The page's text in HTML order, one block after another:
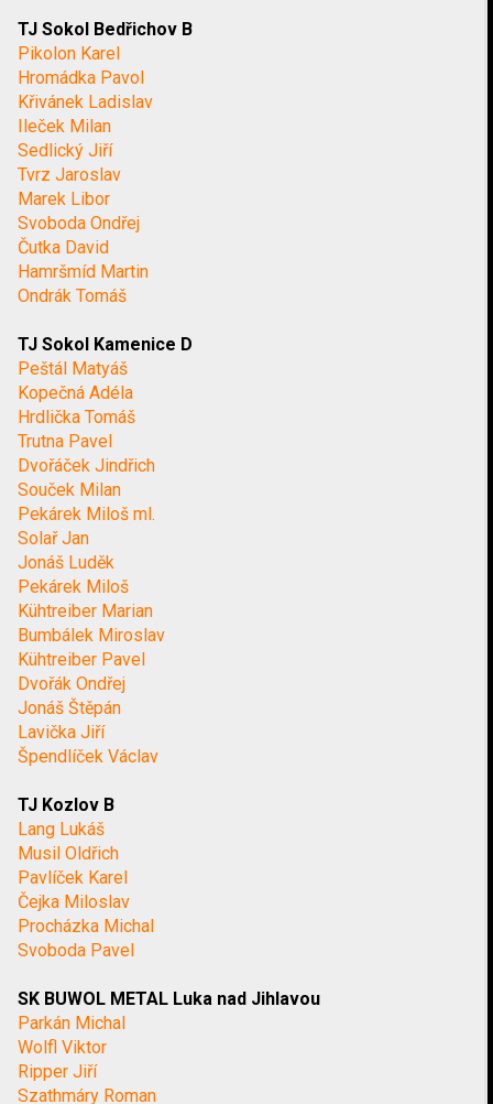
TJ Sokol Bedřichov B
Pikolon Karel
Hromádka Pavol
Křivánek Ladislav
Ileček Milan
Sedlický Jiří
Tvrz Jaroslav
Marek Libor
Svoboda Ondřej
Čutka David
Hamršmíd Martin
Ondrák Tomáš
TJ Sokol Kamenice D
Peštál Matyáš
Kopečná Adéla
Hrdlička Tomáš
Trutna Pavel
Dvořáček Jindřich
Souček Milan
Pekárek Miloš ml.
Solař Jan
Jonáš Luděk
Pekárek Miloš
Kühtreiber Marian
Bumbálek Miroslav
Kühtreiber Pavel
Dvořák Ondřej
Jonáš Štěpán
Lavička Jiří
Špendlíček Václav
TJ Kozlov B
Lang Lukáš
Musil Oldřich
Pavlíček Karel
Čejka Miloslav
Procházka Michal
Svoboda Pavel
SK BUWOL METAL Luka nad Jihlavou
Parkán Michal
Wolfl Viktor
Ripper Jiří
Szathmáry Roman